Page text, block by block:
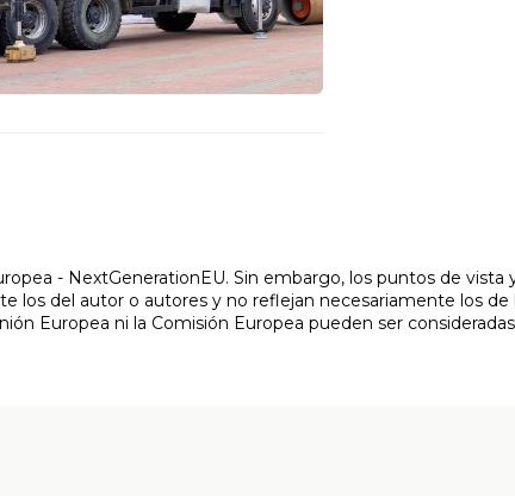
- NextGenerationEU. Sin embargo, los puntos de vista
los del autor o autores y no reflejan necesariamente los de
Europea ni la Comisión Europea pueden ser